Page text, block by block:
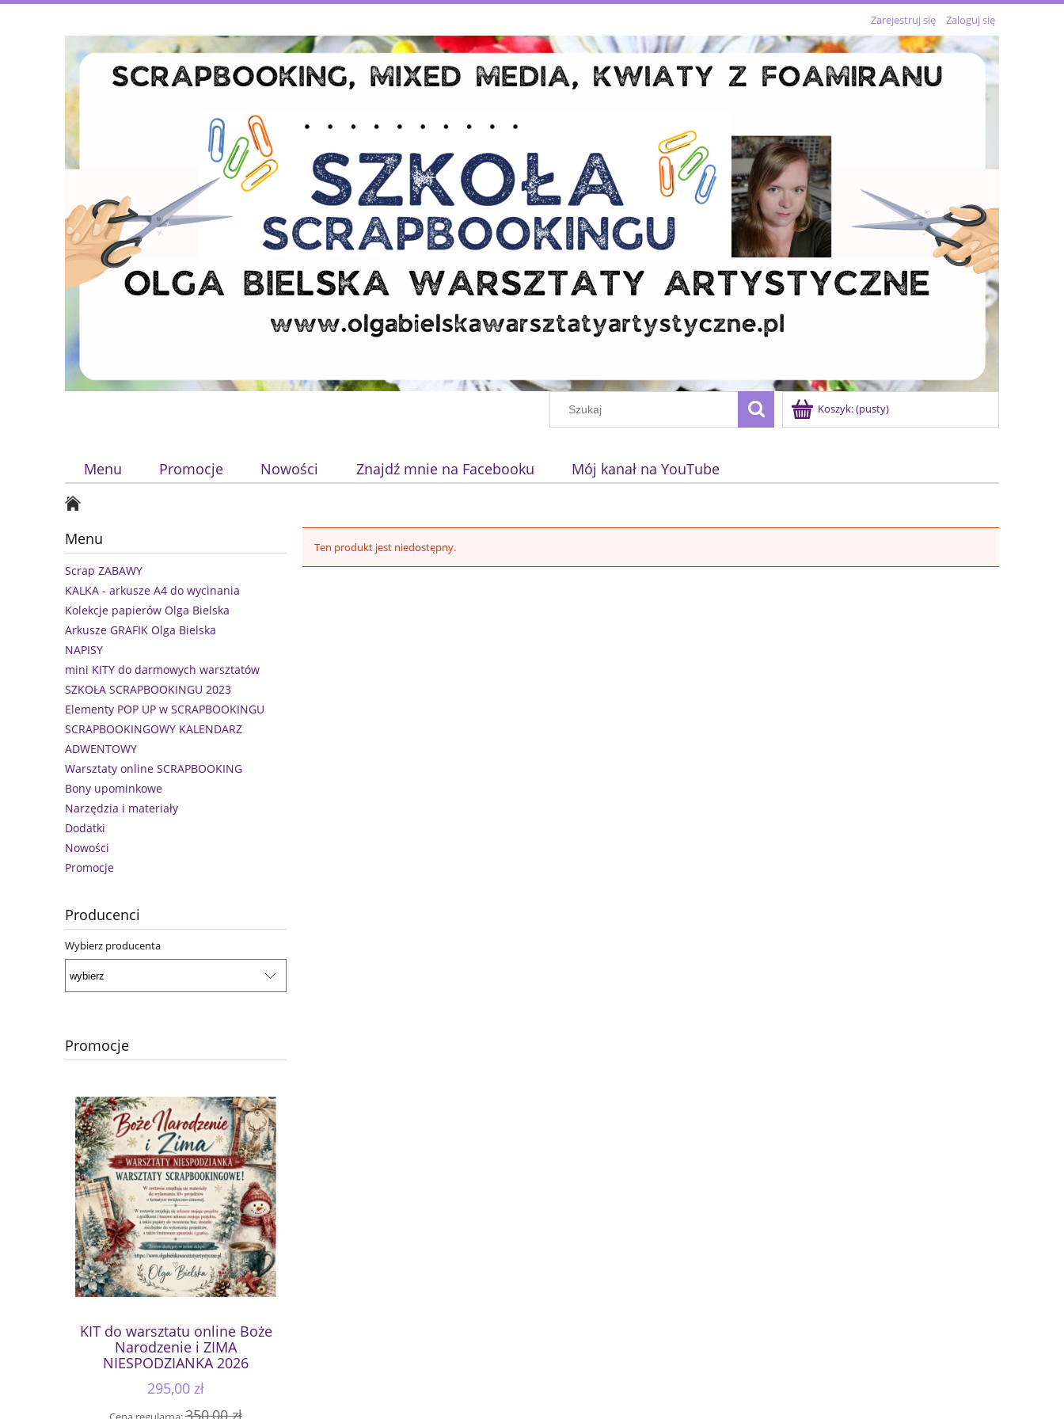
Zarejestruj się Zaloguj się
Koszyk:(pusty)
Menu Promocje Nowości Znajdź mnie na Facebooku Mój kanał na YouTube
Menu
Scrap ZABAWY
KALKA - arkusze A4 do wycinania
Kolekcje papierów Olga Bielska
Arkusze GRAFIK Olga Bielska
NAPISY
mini KITY do darmowych warsztatów
SZKOŁA SCRAPBOOKINGU 2023
Elementy POP UP w SCRAPBOOKINGU
SCRAPBOOKINGOWY KALENDARZ
ADWENTOWY
Warsztaty online SCRAPBOOKING
Bony upominkowe
Narzędzia i materiały
Dodatki
Nowości
Promocje
Producenci
Wybierz producenta
Promocje
KIT do warsztatu online Boże
Narodzenie i ZIMA
NIESPODZIANKA 2026
295,00 zł
350,00 zł
Ten produkt jest niedostępny.